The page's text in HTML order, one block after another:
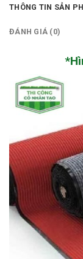
THÔNG TIN SẢN
ĐÁNH GIÁ (0)